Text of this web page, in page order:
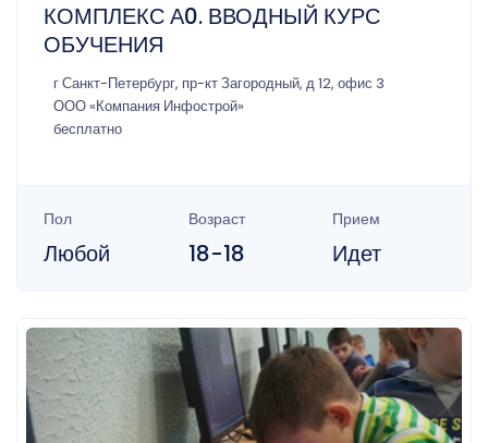
КОМПЛЕКС А0. ВВОДНЫЙ КУРС
ОБУЧЕНИЯ
г Санкт-Петербург, пр-кт Загородный, д 12, офис 3
ООО «Компания Инфострой»
бесплатно
Пол
Любой
Возраст
18-18
Прием
Идет